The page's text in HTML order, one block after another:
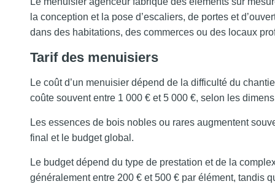
la conception et la pose d’escaliers, de portes et
dans des habitations, des commerces ou des locaux
Tarif des menuisiers
Le coût d’un menuisier dépend de la difficulté du
coûte souvent entre 1 000 € et 5 000 €, selon les
Les essences de bois nobles ou rares augmentent
final et le budget global.
Le budget dépend du type de prestation et de la
généralement entre 200 € et 500 € par élément, tandis